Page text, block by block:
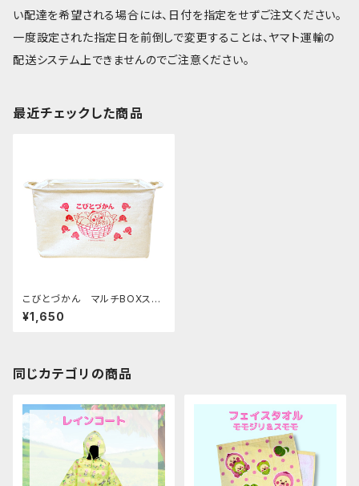
い配達を希望される場合には、日付を指定をせずご注文ください。
一度設定された指定日を前倒しで変更することは、ヤマト運輸の
配送システム上できませんのでご注意ください。
最近チェックした商品
こびとづかん マルチBOXスク
エア もも
¥1,650
同じカテゴリの商品